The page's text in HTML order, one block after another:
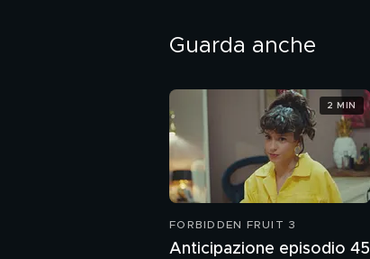
Guarda anche
FORBIDDEN FRUIT 3
Anticipazione episodio 45
2 MIN